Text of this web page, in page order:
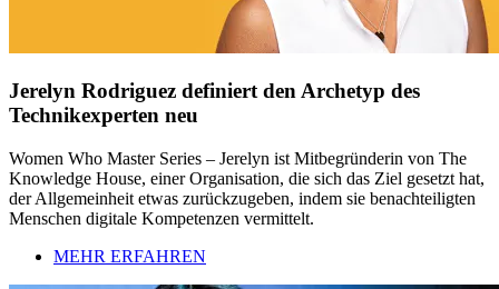
Jerelyn Rodriguez definiert den Archetyp des
Technikexperten neu
Women Who Master Series – Jerelyn ist Mitbegründerin von The
Knowledge House, einer Organisation, die sich das Ziel gesetzt hat,
der Allgemeinheit etwas zurückzugeben, indem sie benachteiligten
Menschen digitale Kompetenzen vermittelt.
MEHR ERFAHREN